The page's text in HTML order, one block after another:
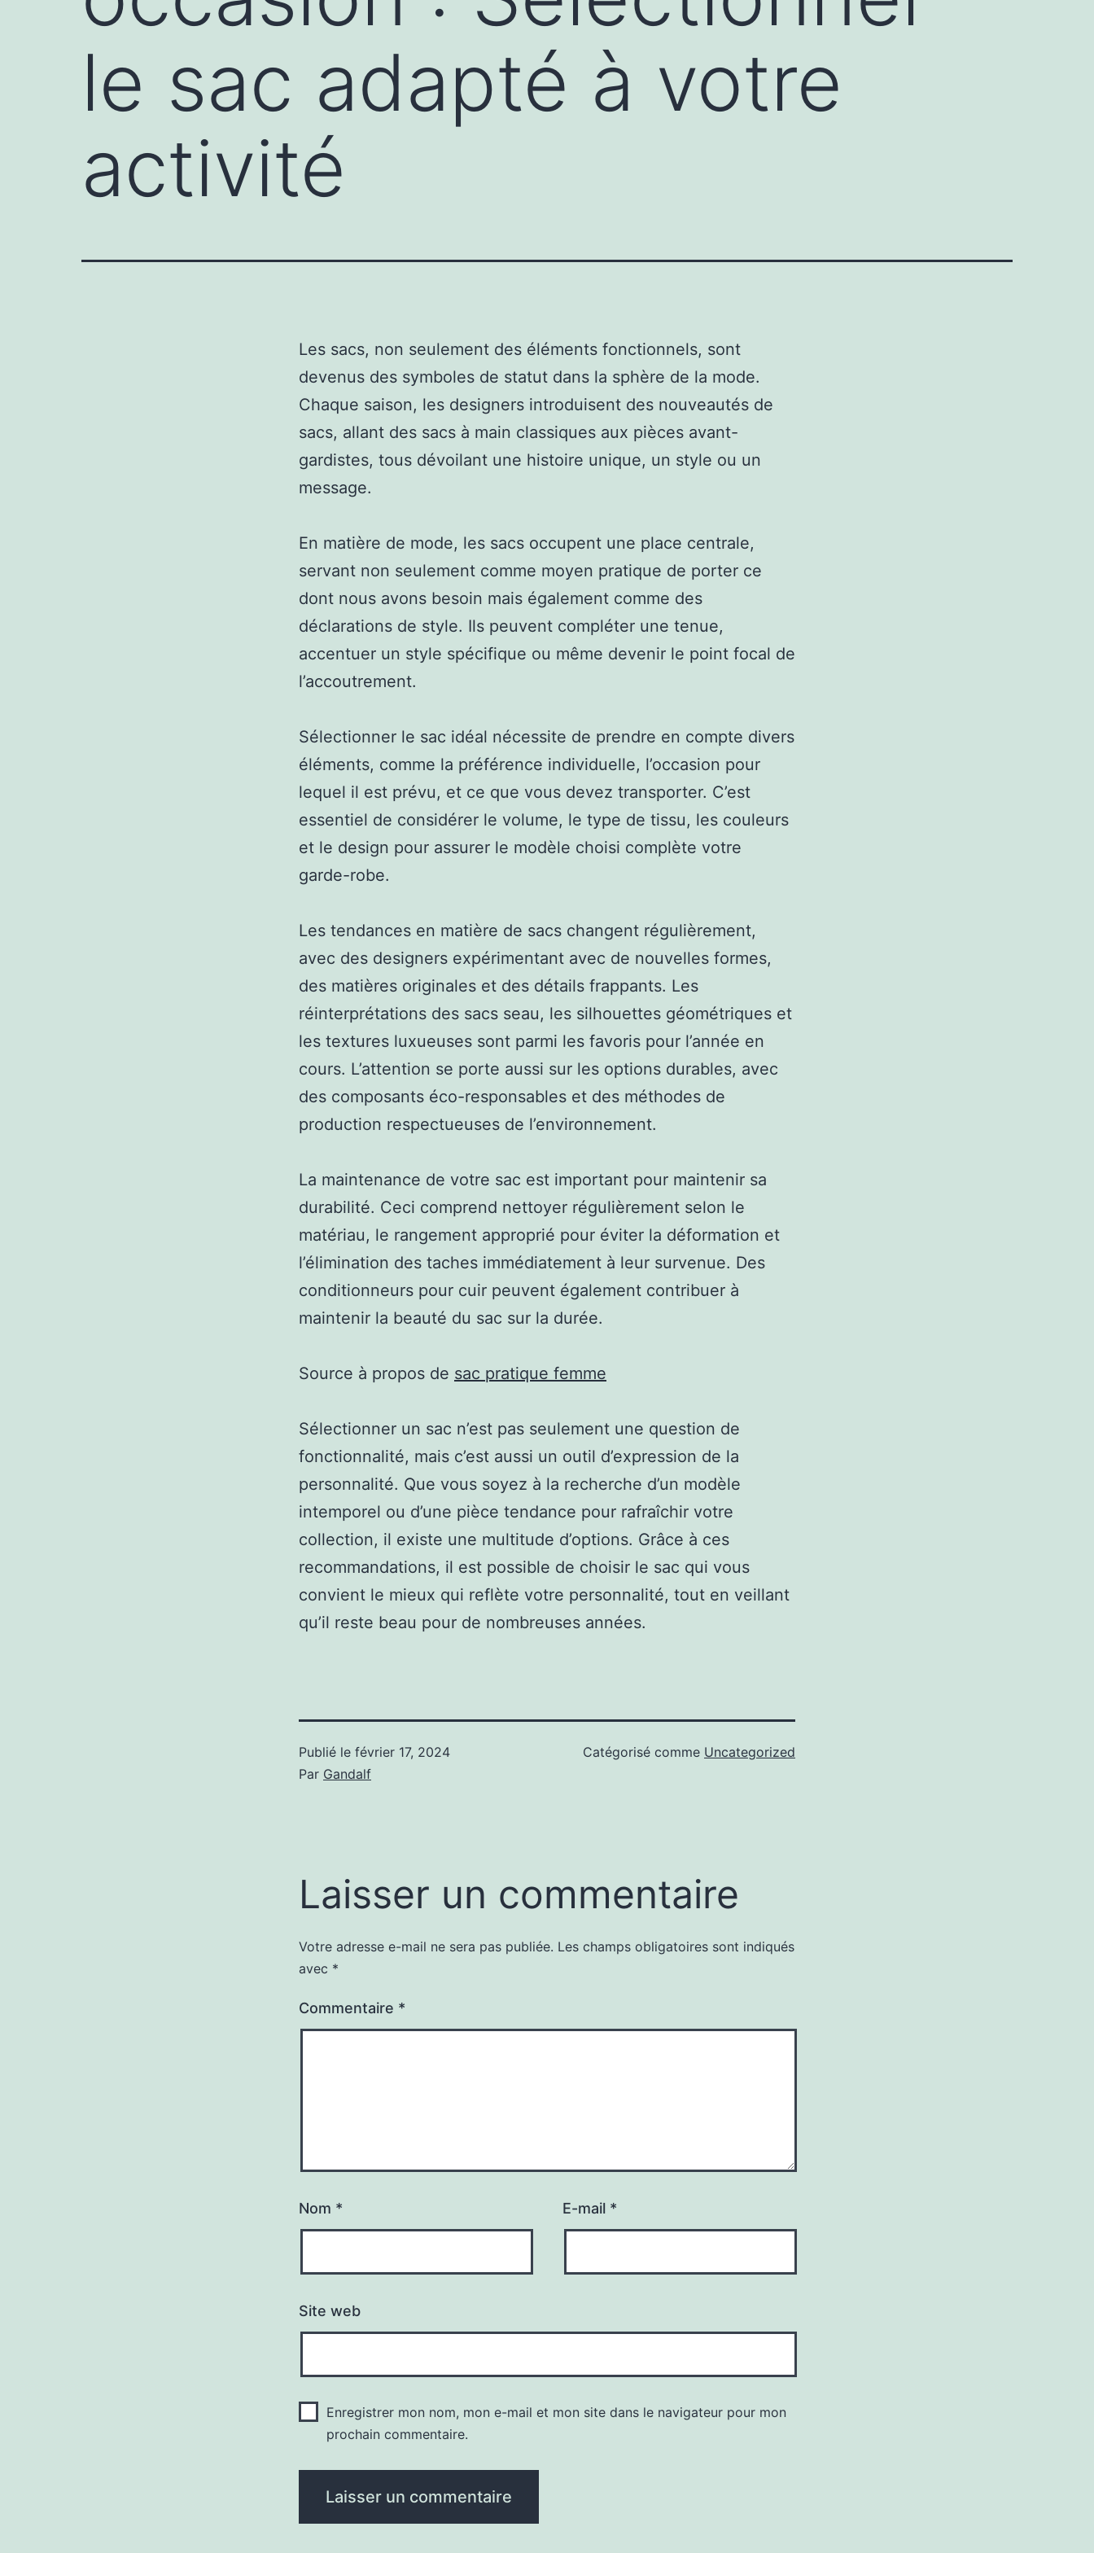
le sac adapté à votre
activité
Les sacs, non seulement des éléments fonctionnels, sont
devenus des symboles de statut dans la sphère de la mode.
Chaque saison, les designers introduisent des nouveautés de
sacs, allant des sacs à main classiques aux pièces avant-
gardistes, tous dévoilant une histoire unique, un style ou un
message.
En matière de mode, les sacs occupent une place centrale,
servant non seulement comme moyen pratique de porter ce
dont nous avons besoin mais également comme des
déclarations de style. Ils peuvent compléter une tenue,
accentuer un style spécifique ou même devenir le point focal de
l’accoutrement.
Sélectionner le sac idéal nécessite de prendre en compte divers
éléments, comme la préférence individuelle, l’occasion pour
lequel il est prévu, et ce que vous devez transporter. C’est
essentiel de considérer le volume, le type de tissu, les couleurs
et le design pour assurer le modèle choisi complète votre
garde-robe.
Les tendances en matière de sacs changent régulièrement,
avec des designers expérimentant avec de nouvelles formes,
des matières originales et des détails frappants. Les
réinterprétations des sacs seau, les silhouettes géométriques et
les textures luxueuses sont parmi les favoris pour l’année en
cours. L’attention se porte aussi sur les options durables, avec
des composants éco-responsables et des méthodes de
production respectueuses de l’environnement.
La maintenance de votre sac est important pour maintenir sa
durabilité. Ceci comprend nettoyer régulièrement selon le
matériau, le rangement approprié pour éviter la déformation et
l’élimination des taches immédiatement à leur survenue. Des
conditionneurs pour cuir peuvent également contribuer à
maintenir la beauté du sac sur la durée.
Source à propos de sac pratique femme
Sélectionner un sac n’est pas seulement une question de
fonctionnalité, mais c’est aussi un outil d’expression de la
personnalité. Que vous soyez à la recherche d’un modèle
intemporel ou d’une pièce tendance pour rafraîchir votre
collection, il existe une multitude d’options. Grâce à ces
recommandations, il est possible de choisir le sac qui vous
convient le mieux qui reflète votre personnalité, tout en veillant
qu’il reste beau pour de nombreuses années.
Publié le février 17, 2024
Par Gandalf
Catégorisé comme Uncategorized
Laisser un commentaire
Votre adresse e-mail ne sera pas publiée. Les champs obligatoires sont indiqués
avec *
Commentaire *
Nom * E-mail *
Site web
Enregistrer mon nom, mon e-mail et mon site dans le navigateur pour mon
prochain commentaire.